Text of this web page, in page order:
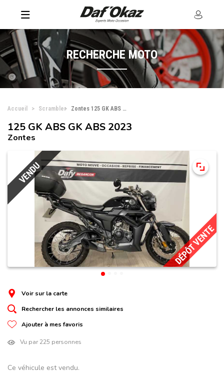
RECHERCHE MOTO
Accueil Scrambler Zontes 125 GK ABS GK ABS
VENDU
DÉPÔT VENTE
125 GK ABS GK ABS 2023
Zontes
Voir sur la carte
Rechercher les annonces similaires
Ajouter à mes favoris
Vu par 225 personnes
Ce véhicule est vendu.